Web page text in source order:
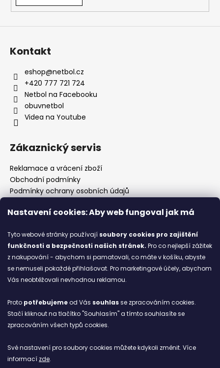
Nastavení cookies: Aby web fungoval jak má
Tyto webové stránky používají soubory cookies pro zajištění
funkčnosti a bezpečnosti našich stránek. Pro co nejlepší zážitek
z nakupování - abychom si pamatovali, co máte v košíku, abyste
se nemuseli pokaždé přihlašovat. Pro marketingové účely, abychom
Vás neobtěžovali nevhodnou reklamou.
Proto potřebujemeod Vás souhlasse zpracováním cookies.
Stačí kliknout na tlačítko "Souhlasím" a tímto souhlasíte se
zpracováním všech typů cookies.
Své nastavení pro soubory cookies můžete kdykoli změnit. Více
informací zde.
Kontakt
eshop@netbol.cz
+420 777 721 724
Netbol na Facebooku
obuvnetbol
Videa na Youtube
Zákaznický servis
Reklamace a vrácení zboží
Obchodní podmínky
Podmínky ochrany osobních údajů
Kontakty
Blog
Ze starých bot staronové
ARCHIV
Facebook